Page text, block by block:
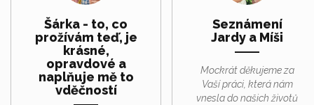
Šárka - to, co
prožívám teď, je
krásné,
opravdové a
naplňuje mě to
vděčností
Seznámení
Jardy a Míši
Mockrát děkujeme za
Vaší práci, která nám
vnesla do našich životů